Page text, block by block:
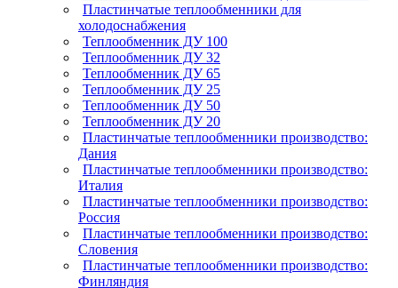
Пластинчатые теплообменники для
холодоснабжения
Теплообменник ДУ 100
Теплообменник ДУ 32
Теплообменник ДУ 65
Теплообменник ДУ 25
Теплообменник ДУ 50
Теплообменник ДУ 20
Пластинчатые теплообменники производство:
Дания
Пластинчатые теплообменники производство:
Италия
Пластинчатые теплообменники производство:
Россия
Пластинчатые теплообменники производство:
Словения
Пластинчатые теплообменники производство:
Финляндия